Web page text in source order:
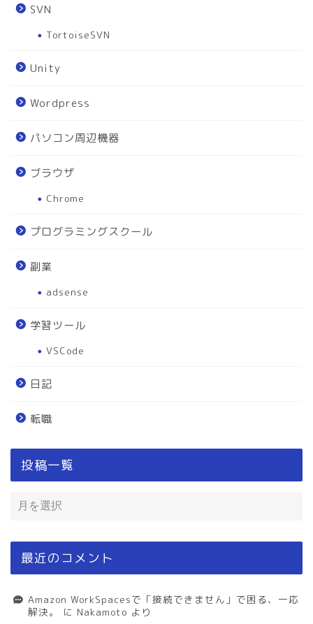
SVN
TortoiseSVN
Unity
Wordpress
パソコン周辺機器
ブラウザ
Chrome
プログラミングスクール
副業
adsense
学習ツール
VSCode
日記
転職
投稿一覧
最近のコメント
Amazon WorkSpacesで「接続できません」で困る、一応
解決。
に Nakamoto より